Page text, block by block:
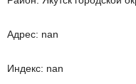
Адрес: nan
Индекс: nan